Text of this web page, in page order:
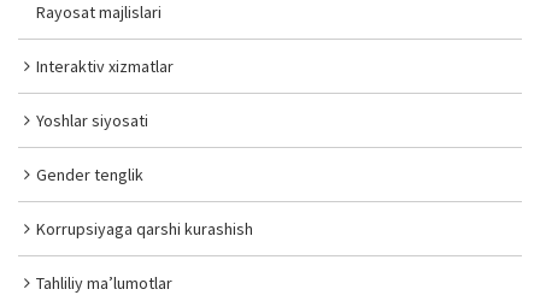
Rayosat majlislari
Interaktiv xizmatlar
Yoshlar siyosati
Gender tenglik
Korrupsiyaga qarshi kurashish
Tahliliy ma’lumotlar